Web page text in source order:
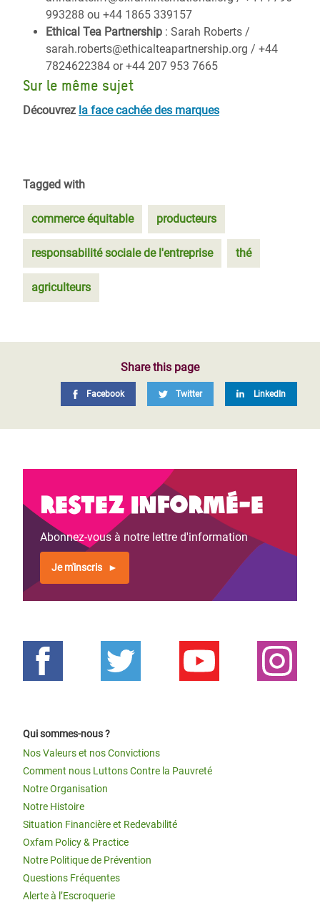
993288 ou +44 1865 339157
Ethical Tea Partnership : Sarah Roberts /
sarah.roberts@ethicalteapartnership.org / +44
7824622384 or +44 207 953 7665
Sur le même sujet
Découvrez la face cachée des marques
Tagged with
commerce équitable producteurs
responsabilité sociale de l'entreprise thé
agriculteurs
Share this page
Facebook Twitter LinkedIn
Restez informé-e
Abonnez-vous à notre lettre d'information
Je m'inscris
Qui sommes-nous ?
Nos Valeurs et nos Convictions
Comment nous Luttons Contre la Pauvreté
Notre Organisation
Notre Histoire
Situation Financière et Redevabilité
Oxfam Policy & Practice
Notre Politique de Prévention
Questions Fréquentes
Alerte à l’Escroquerie